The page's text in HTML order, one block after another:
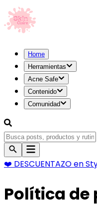
Home
Herramientas
Acne Safe
Contenido
Comunidad
❤️ DESCUENTAZOen
Política